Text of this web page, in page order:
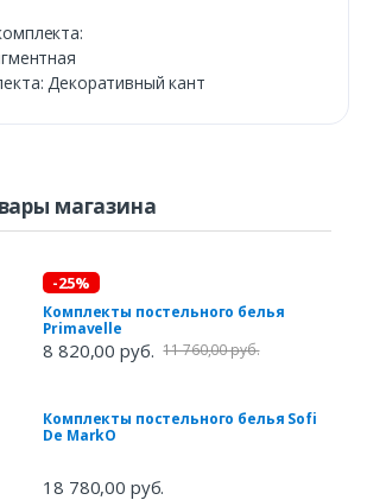
Декоративный кант
магазина
-25%
Комплекты постельного белья
Primavelle
8 820,00 руб. 11 760,00 руб.
Комплекты постельного белья Sofi
De MarkO
18 780,00 руб.